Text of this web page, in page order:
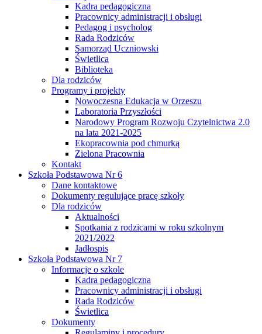
Kadra pedagogiczna
Pracownicy administracji i obsługi
Pedagog i psycholog
Rada Rodziców
Samorząd Uczniowski
Świetlica
Biblioteka
Dla rodziców
Programy i projekty
Nowoczesna Edukacja w Orzeszu
Laboratoria Przyszłości
Narodowy Program Rozwoju Czytelnictwa 2.0
na lata 2021-2025
Ekopracownia pod chmurką
Zielona Pracownia
Kontakt
Szkoła Podstawowa Nr 6
Dane kontaktowe
Dokumenty regulujące pracę szkoły
Dla rodziców
Aktualności
Spotkania z rodzicami w roku szkolnym
2021/2022
Jadłospis
Szkoła Podstawowa Nr 7
Informacje o szkole
Kadra pedagogiczna
Pracownicy administracji i obsługi
Rada Rodziców
Świetlica
Dokumenty